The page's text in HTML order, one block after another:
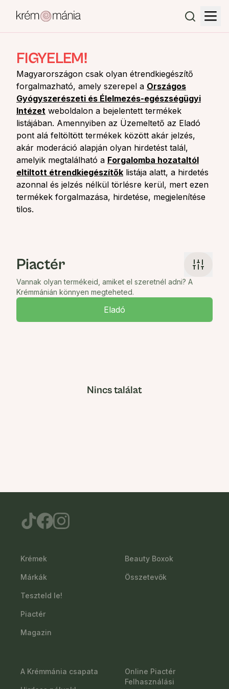
FIGYELEM!
Magyarországon csak olyan étrendkiegészítő
forgalmazható, amely szerepel a Országos
Gyógyszerészeti és Élelmezés-egészségügyi
Intézet weboldalon a bejelentett termékek
listájában. Amennyiben az Üzemeltető az Eladó
pont alá feltöltött termékek között akár jelzés,
akár moderáció alapján olyan hirdetést talál,
amelyik megtalálható a Forgalomba hozataltól
eltiltott étrendkiegészítők listája alatt, a hirdetés
azonnal és jelzés nélkül törlésre kerül, mert ezen
termékek forgalmazása, hirdetése, megjelenítése
tilos.
Piactér
Vannak olyan termékeid, amiket el szeretnél adni? A
Krémmánián könnyen megteheted.
Eladó
Nincs találat
Krémek
Márkák
Teszteld le!
Piactér
Magazin
Beauty Boxok
Összetevők
A Krémmánia csapata
Online Piactér
Felhasználási